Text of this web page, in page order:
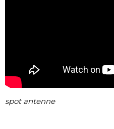
spot antenne